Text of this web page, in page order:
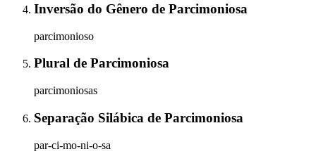
Inversão do Gênero de Parcimoniosa
parcimonioso
Plural de Parcimoniosa
parcimoniosas
Separação Silábica de Parcimoniosa
par-ci-mo-ni-o-sa